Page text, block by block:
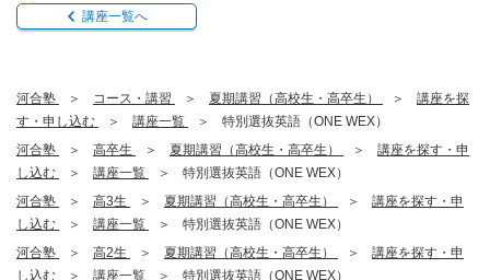
講座一覧へ
河合塾 コース・講習 夏期講習（高校生・高卒生）
講座を探
す・申し込む
講座一覧
特別選抜英語（ONE WEX）
河合塾
高卒生 夏期講習（高校生・高卒生）
講座を探す・申
し込む
講座一覧
特別選抜英語（ONE WEX）
河合塾
高3生 夏期講習（高校生・高卒生）
講座を探す・申
し込む
講座一覧
特別選抜英語（ONE WEX）
河合塾
高2生 夏期講習（高校生・高卒生）
講座を探す・申
し込む
講座一覧
特別選抜英語（ONE WEX）